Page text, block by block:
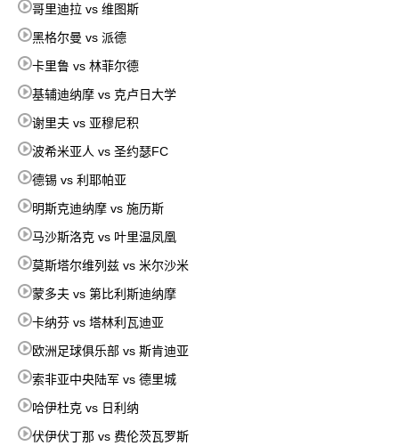
哥里迪拉 vs 维图斯
黑格尔曼 vs 派德
卡里鲁 vs 林菲尔德
基辅迪纳摩 vs 克卢日大学
谢里夫 vs 亚穆尼积
波希米亚人 vs 圣约瑟FC
德锡 vs 利耶帕亚
明斯克迪纳摩 vs 施历斯
马沙斯洛克 vs 叶里温凤凰
莫斯塔尔维列兹 vs 米尔沙米
蒙多夫 vs 第比利斯迪纳摩
卡纳芬 vs 塔林利瓦迪亚
欧洲足球俱乐部 vs 斯肯迪亚
索非亚中央陆军 vs 德里城
哈伊杜克 vs 日利纳
伏伊伏丁那 vs 费伦茨瓦罗斯